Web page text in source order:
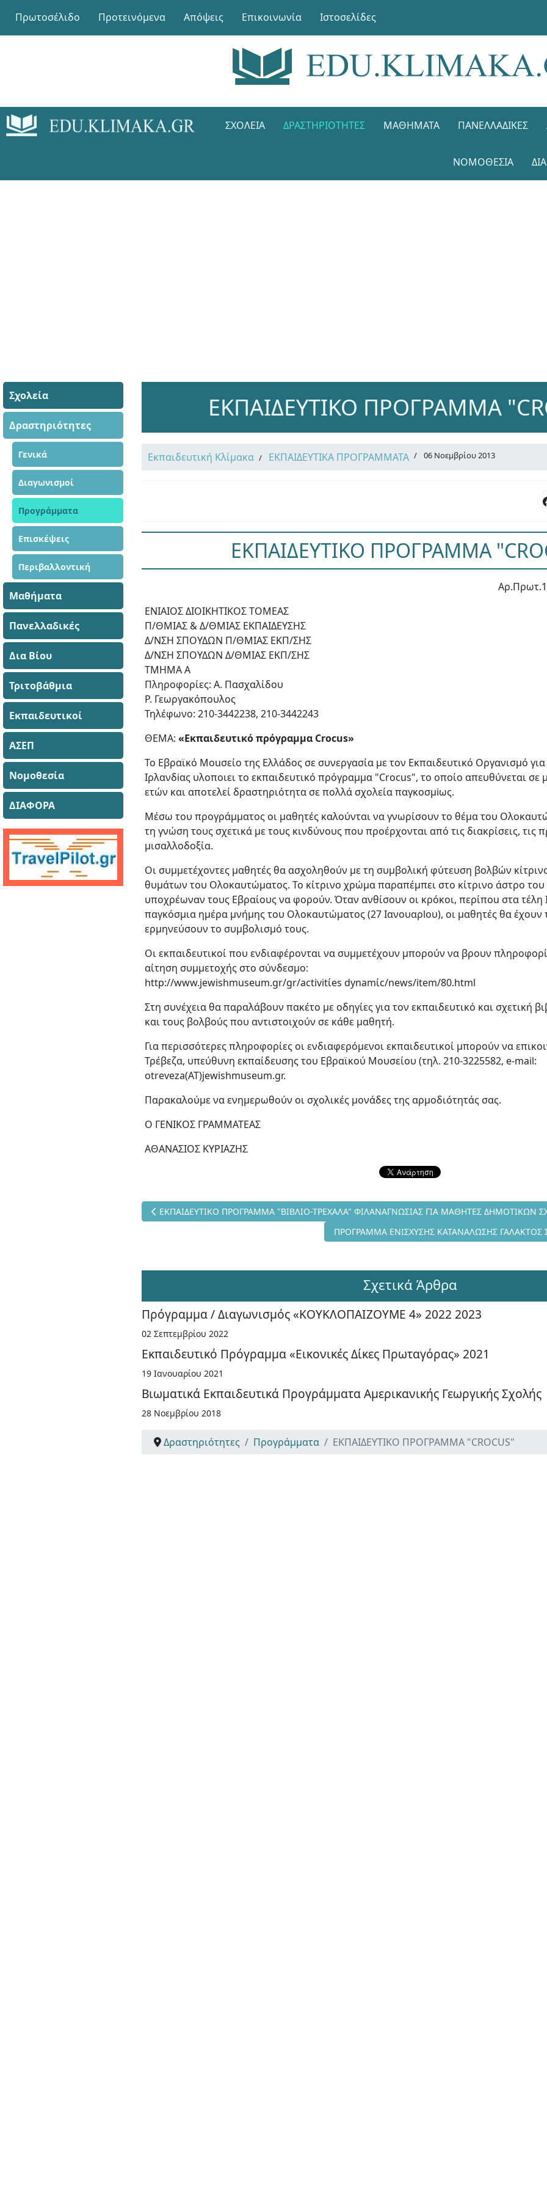
Πρωτοσέλιδο Προτεινόμενα Απόψεις Επικοινωνία Ιστοσελίδες
ΣΧΟΛΕΊΑ ΔΡΑΣΤΗΡΙΌΤΗΤΕΣ ΜΑΘΉΜΑΤΑ ΠΑΝΕΛΛΑΔΙΚΈΣ
ΝΟΜΟΘΕΣΊΑ
Σχολεία
Δραστηριότητες
Γενικά
Διαγωνισμοί
Προγράμματα
Επισκέψεις
Περιβαλλοντική
Μαθήματα
Πανελλαδικές
Δια Βίου
Τριτοβάθμια
Εκπαιδευτικοί
ΑΣΕΠ
Νομοθεσία
ΔΙΑΦΟΡΑ
ΕΚΠΑΙΔΕΥΤΙΚΟ ΠΡΟΓΡΑΜΜΑ
Εκπαιδευτική Κλίμακα ΕΚΠΑΙΔΕΥΤΙΚΑ ΠΡΟΓΡΑΜΜΑΤΑ 06 Νοεμβρίου 2013
ΕΚΠΑΙΔΕΥΤΙΚΟ ΠΡΟΓΡΑΜΜΑ
ΕΝΙΑΙΟΣ ΔΙΟΙΚΗΤΙΚΟΣ ΤΟΜΕΑΣ
Π/ΘΜΙΑΣ & Δ/ΘΜΙΑΣ ΕΚΠΑΙΔΕΥΣΗΣ
Δ/ΝΣΗ ΣΠΟΥΔΩΝ Π/ΘΜΙΑΣ ΕΚΠ/ΣΗΣ
Δ/ΝΣΗ ΣΠΟΥΔΩΝ Δ/ΘΜΙΑΣ ΕΚΠ/ΣΗΣ
ΤΜΗΜΑ Α
Πληροφορίες: Α. Πασχαλίδου
Ρ. Γεωργακόπουλος
Τηλέφωνο: 210-3442238, 210-3442243
ΘΕΜΑ:«Εκπαιδευτικό πρόγραμμα Crocus»
Το Εβραϊκό Μοuσείο της Ελλάδος σε συνεργασία με τον Εκπαιδευτικό Οργανισμό
Ιρλανδiας υλοποιει το εκπαιδευτικό πρόγραμμα "Crocus", το οποίο απευθύνεται σε
ετών και αποτελεί δραστηριότητα σε πολλά σχολεία παγκοσμiως.
Μέσω του προγράμματος οι μαθητές καλούνται να γνωρίσουν το θέμα του
τη γνώση τους σχετικά με τους κινδύνους που προέρχονται από τις διακρίσεις, τις
μισαλλοδοξία.
Οι συμμετέχοντες μαθητές θα ασχοληθούν με τη συμβολική φύτευση βολβών
θυμάτων του Ολοκαυτώματος. Το κίτρινο χρώμα παραπέμπει στο κίτρινο άστρο του
υποχρέωναν τους Εβραίους να φορούν. Όταν ανθίσουν οι κρόκοι, περίποu στα τέλη
παγκόσμια ημέρα μνήμης του Ολοκαυτώματος (27 Ιανουαρlου), οι μαθητές θα έχουν
ερμηνεύσουν το συμβολισμό τους.
Οι εκπαιδευτικοί που ενδιαφέρονται να συμμετέχουν μπορούν να βρουν
αίτηση συμμετοχής στο σύνδεσμο:
http://www.jewishmuseum.gr/gr/activitίes dynamίc/news/item/80.html
Στη συνέχεια θα παραλάβουν πακέτο με οδηγίες για τον εκπαιδευτικό και σχετική
και τους βολβούς που αντιστοιχούν σε κάθε μαθητή.
Για περισσότερες πληροφορίες οι ενδιαφερόμενοι εκπαιδευτικοί μπορούν να
Τρέβεζα, υπεύθυνη εκπαίδευσης του Εβραϊκού Μουσείου (τηλ. 210-3225582, e-mail:
otreveza(ΑΤ)jewishmuseum.gr.
Παρακαλούμε να ενημερωθούν οι σχολικές μονάδες της αρμοδιότητάς σας.
Ο ΓΕΝΙΚΟΣ ΓΡΑΜΜΑΤΕΑΣ
ΑΘΑΝΑΣΙΟΣ ΚΥΡΙΑΖΗΣ
Προηγούμενο άρθρο: ΕΚΠΑΙΔΕΥΤΙΚΟ ΠΡΟΓΡΑΜΜΑ "ΒΙΒΛΙΟ-ΤΡΕΧΑΛΑ" ΦΙΛΑΝΑΓΝΩΣΙΑΣ ΓΙΑ
ΕΚΠΑΙΔΕΥΤΙΚΟ ΠΡΟΓΡΑΜΜΑ "ΒΙΒΛΙΟ-ΤΡΕΧΑΛΑ" ΦΙΛΑΝΑΓΝΩΣΙΑΣ ΓΙΑ ΜΑΘΗΤΕΣ ΔΗΜΟΤΙΚΩΝ
Επόμενο άρθρο: ΠΡΟΓΡΑΜΜΑ ΕΝΙΣΧΥΣΗΣ
ΠΡΟΓΡΑΜΜΑ ΕΝΙΣΧΥΣΗΣ ΚΑΤΑΝΑΛΩΣΗΣ ΓΑΛΑΚΤΟΣ
Σχετικά Άρθρα
Πρόγραμμα / Διαγωνισμός «ΚΟΥΚΛΟΠΑΙΖΟΥΜΕ 4» 2022 2023
02 Σεπτεμβρίου 2022
Εκπαιδευτικό Πρόγραμμα «Εικονικές Δίκες Πρωταγόρας» 2021
19 Ιανουαρίου 2021
Βιωματικά Εκπαιδευτικά Προγράμματα Αμερικανικής Γεωργικής Σχολής
28 Νοεμβρίου 2018
Δραστηριότητες Προγράμματα ΕΚΠΑΙΔΕΥΤΙΚΟ ΠΡΟΓΡΑΜΜΑ "CROCUS"